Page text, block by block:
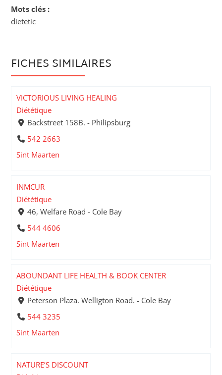
Mots clés :
dietetic
FICHES SIMILAIRES
VICTORIOUS LIVING HEALING
Diététique
Backstreet 158B. - Philipsburg
542 2663
Sint Maarten
INMCUR
Diététique
46, Welfare Road - Cole Bay
544 4606
Sint Maarten
ABOUNDANT LIFE HEALTH & BOOK CENTER
Diététique
Peterson Plaza. Welligton Road. - Cole Bay
544 3235
Sint Maarten
NATURE’S DISCOUNT